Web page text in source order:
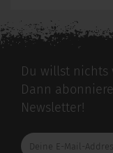
Du willst nichts
Dann
Newsletter!
Deine
E-